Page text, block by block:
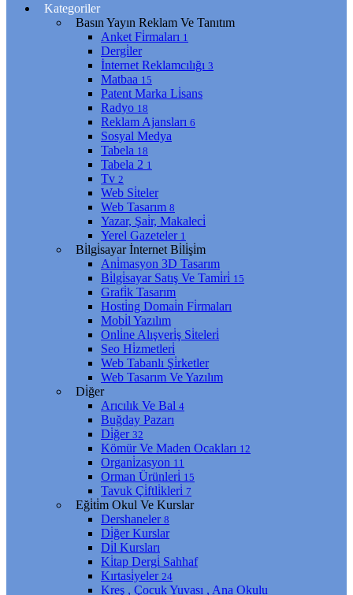
Kategoriler
Basın Yayın Reklam Ve Tanıtım
Anket Fi̇rmaları 1
Dergi̇ler
İnternet Reklamcılığı 3
Matbaa 15
Patent Marka Li̇sans
Radyo 18
Reklam Ajansları 6
Sosyal Medya
Tabela 18
Tabela 2 1
Tv 2
Web Si̇teler
Web Tasarım 8
Yazar, Şai̇r, Makaleci̇
Yerel Gazeteler 1
Bi̇lgi̇sayar İnternet Bi̇li̇şi̇m
Ani̇masyon 3D Tasarım
Bi̇lgi̇sayar Satış Ve Tami̇ri̇ 15
Grafi̇k Tasarım
Hosti̇ng Domai̇n Fi̇rmaları
Mobi̇l Yazılım
Onli̇ne Alışveri̇ş Si̇teleri̇
Seo Hi̇zmetleri̇
Web Tabanlı Şi̇rketler
Web Tasarım Ve Yazılım
Di̇ğer
Arıcılık Ve Bal 4
Buğday Pazarı
Di̇ğer 32
Kömür Ve Maden Ocakları 12
Organi̇zasyon 11
Orman Ürünleri̇ 15
Tavuk Çi̇ftli̇kleri̇ 7
Eği̇ti̇m Okul Ve Kurslar
Dershaneler 8
Di̇ğer Kurslar
Di̇l Kursları
Ki̇tap Dergi̇ Sahhaf
Kırtasi̇yeler 24
Kreş , Çocuk Yuvası , Ana Okulu